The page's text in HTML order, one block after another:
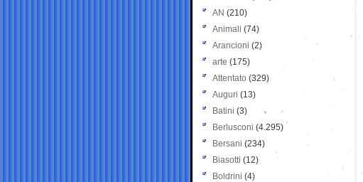
AN (210)
Animali (74)
Arancioni (2)
arte (175)
Attentato (329)
Auguri (13)
Batini (3)
Berlusconi (4.295)
Bersani (234)
Biasotti (12)
Boldrini (4)